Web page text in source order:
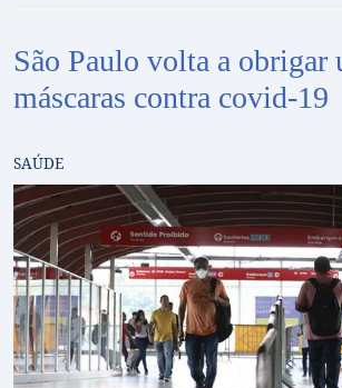
São Paulo volta a obrigar
máscaras contra covid-19
SAÚDE